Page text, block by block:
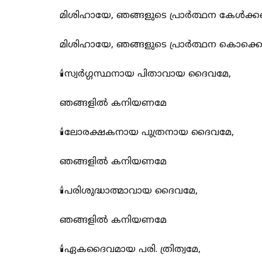
മിശിഹായേ, ഞങ്ങളുടെ പ്രാർത്ഥന
മിശിഹായേ, ഞങ്ങളുടെ പ്രാർത്ഥന
🕯️സ്വർഗ്ഗസ്ഥനായ പിതാവായ ദൈവമേ,
ഞങ്ങളിൽ കനിയണമേ
🕯️ലോരക്ഷകനായ പുത്രനായ ദൈവമേ,
ഞങ്ങളിൽ കനിയണമേ
🕯️പരിശുദ്ധാത്മാവായ ദൈവമേ,
ഞങ്ങളിൽ കനിയണമേ
🕯️ഏകദൈവമായ പരി. ത്രിത്വമേ,